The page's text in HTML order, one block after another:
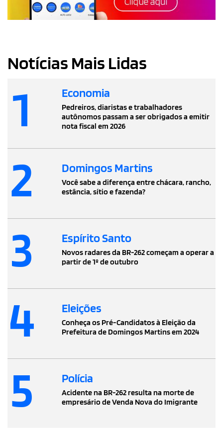
Notícias Mais Lidas
1 Economia
Pedreiros, diaristas e trabalhadores
autônomos passam a ser obrigados a emitir
nota fiscal em 2026
2 Domingos Martins
Você sabe a diferença entre chácara, rancho,
estância, sítio e fazenda?
3 Espírito Santo
Novos radares da BR-262 começam a operar a
partir de 1º de outubro
4 Eleições
Conheça os Pré-Candidatos à Eleição da
Prefeitura de Domingos Martins em 2024
5 Polícia
Acidente na BR-262 resulta na morte de
empresário de Venda Nova do Imigrante